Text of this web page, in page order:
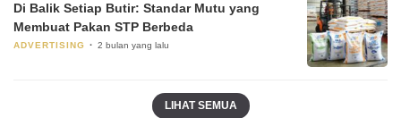
Di Balik Setiap Butir: Standar Mutu yang
Membuat Pakan STP Berbeda
ADVERTISING 2 bulan yang lalu
LIHAT SEMUA